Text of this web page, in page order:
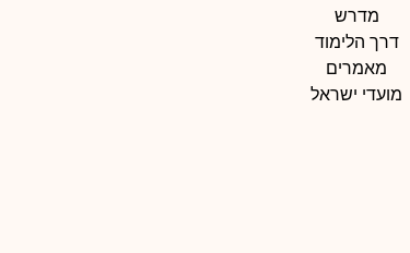
מדרש
דרך הלימוד
מאמרים
מועדי ישראל